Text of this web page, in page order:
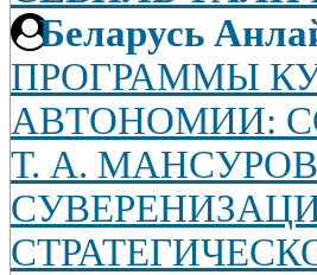
Беларусь
ПРОГРАММЫ
АВТОНОМИИ:
Т. А.